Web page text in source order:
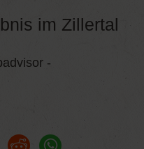
im Zillertal
-
E-mail Reddit